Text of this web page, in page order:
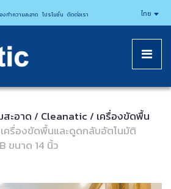
งทำความสะอาด โปรโมชั่น ติดต่อเรา ไทย
สะอาด / Cleanatic / เครื่องขัดพื้น
เครื่องขัดพื้นและดูดกลับอัตโนมัติ
ขนาด 14 นิ้ว